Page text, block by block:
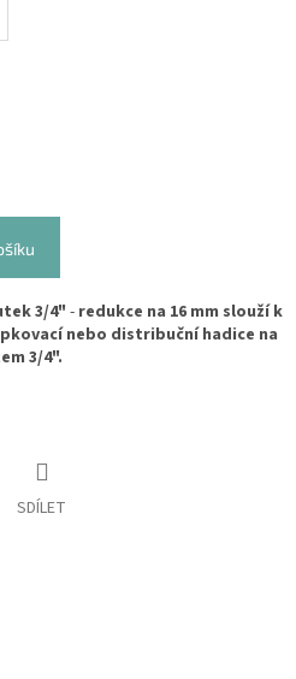
3/4" - redukce na 16 mm slouží k
nebo distribuční hadice na
3/4".
SDÍLET